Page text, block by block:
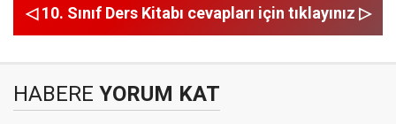
◁ 10. Sınıf Ders Kitabı cevapları için tıklayınız ▷
HABERE YORUM KAT